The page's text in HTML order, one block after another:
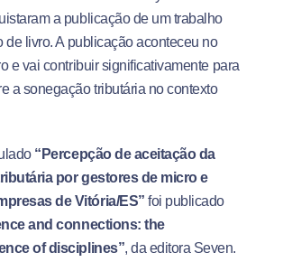
a publicação de um trabalho
de livro. A publicação aconteceu no
e vai contribuir significativamente para
a sonegação tributária no contexto
“Percepção de aceitação da
por gestores de micro e
de Vitória/ES” foi publicado
and connections: the
of disciplines”, da editora Seven.